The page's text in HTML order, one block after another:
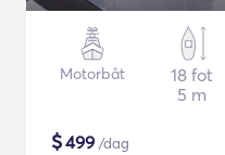
Motorbåt
18 fot
5 m
$499 /dag